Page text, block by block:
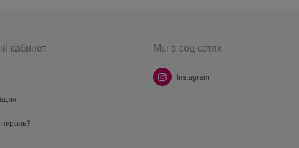
кабинет Мы в соц сетях
Instagram